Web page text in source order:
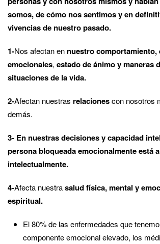
somos, de cómo nos sentimos y en
vivencias de nuestro pasado.
1-Nos afectan en nuestro comportamiento,
emocionales, estado de ánimo y maneras
situaciones de la vida.
2-Afectan nuestras relacionescon nosotros
demás.
3- En nuestras decisiones y capacidad
persona bloqueada emocionalmente está
intelectualmente.
4-Afecta nuestrasalud física, mental y
espiritual.
El 80% de las enfermedades que
componente emocional elevado, los